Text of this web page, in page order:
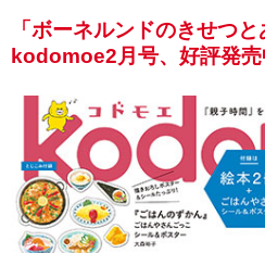
「ボーネルンドのきせつ
kodomoe2月号、好評発売